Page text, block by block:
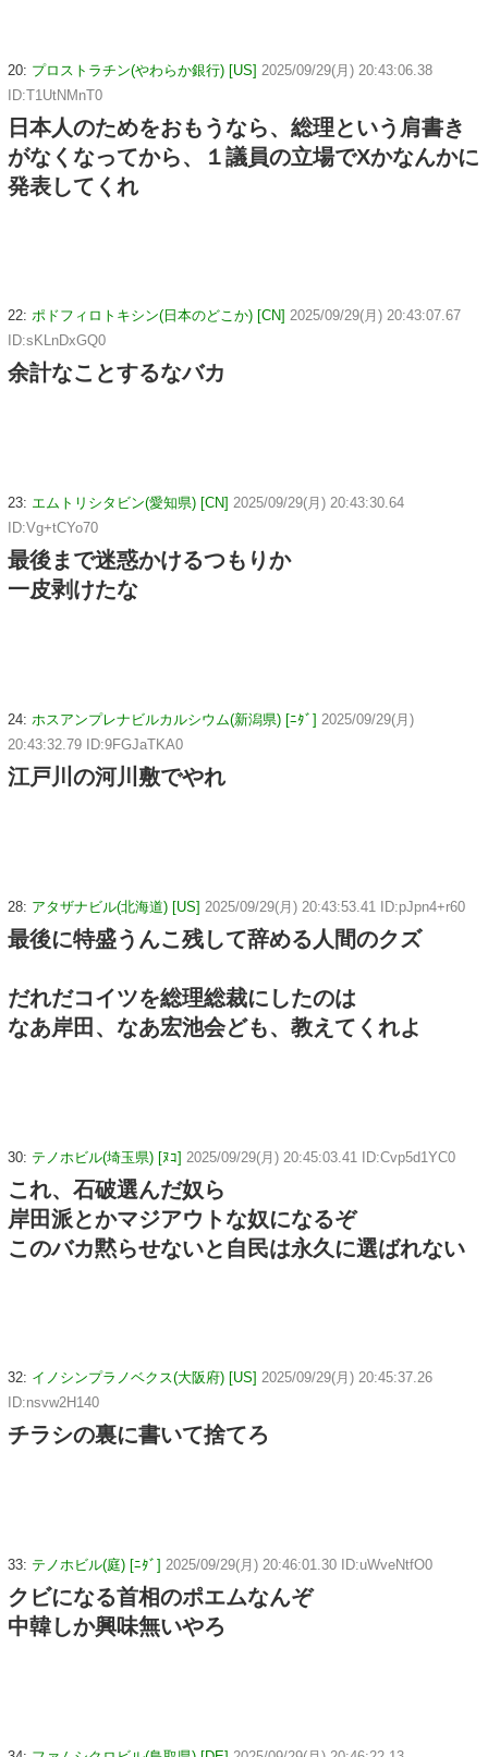
20: プロストラチン(やわらか銀行) [US] 2025/09/29(月) 20:43:06.38
ID:T1UtNMnT0
日本人のためをおもうなら、総理という肩書き
がなくなってから、１議員の立場でXかなんかに
発表してくれ
22: ポドフィロトキシン(日本のどこか) [CN] 2025/09/29(月) 20:43:07.67
ID:sKLnDxGQ0
余計なことするなバカ
23: エムトリシタビン(愛知県) [CN] 2025/09/29(月) 20:43:30.64
ID:Vg+tCYo70
最後まで迷惑かけるつもりか
一皮剥けたな
24: ホスアンプレナビルカルシウム(新潟県) [ﾆﾀﾞ] 2025/09/29(月)
20:43:32.79 ID:9FGJaTKA0
江戸川の河川敷でやれ
28: アタザナビル(北海道) [US] 2025/09/29(月) 20:43:53.41 ID:pJpn4+r60
最後に特盛うんこ残して辞める人間のクズ
だれだコイツを総理総裁にしたのは
なあ岸田、なあ宏池会ども、教えてくれよ
30: テノホビル(埼玉県) [ﾇｺ] 2025/09/29(月) 20:45:03.41 ID:Cvp5d1YC0
これ、石破選んだ奴ら
岸田派とかマジアウトな奴になるぞ
このバカ黙らせないと自民は永久に選ばれない
32: イノシンプラノベクス(大阪府) [US] 2025/09/29(月) 20:45:37.26
ID:nsvw2H140
チラシの裏に書いて捨てろ
33: テノホビル(庭) [ﾆﾀﾞ] 2025/09/29(月) 20:46:01.30 ID:uWveNtfO0
クビになる首相のポエムなんぞ
中韓しか興味無いやろ